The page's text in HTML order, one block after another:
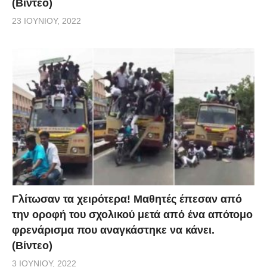
(Βίντεο)
23 ΙΟΥΝΊΟΥ, 2022
Γλίτωσαν τα χειρότερα! Μαθητές έπεσαν από
την οροφή του σχολικού μετά από ένα απότομο
φρενάρισμα που αναγκάστηκε να κάνει.
(Βίντεο)
3 ΙΟΥΝΊΟΥ, 2022